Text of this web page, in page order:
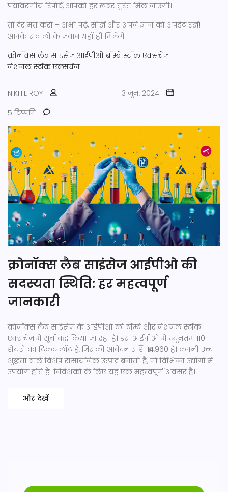
पर्यावरणीय रिपोर्ट, आपको हर ख़बर तुरंत मिल जाएगी।
तो देर मत करो – अभी पढ़ें, सीखें और अपने ज्ञान को अपडेट रखें!
आपके सवालों के जवाब यहाँ ही मिलेंगे।
क्रोनॉक्स लैब साइंसेज आईपीओ बॉम्बे स्टॉक एक्सचेंज
नेशनल स्टॉक एक्सचेंज
NIKHIL ROY
3 जून, 2024
5 टिप्पणि
क्रोनॉक्स लैब साइंसेज आईपीओ की
सदस्यता स्थिति: हर महत्वपूर्ण
जानकारी
क्रोनॉक्स लैब साइंसेज के आईपीओ को बॉम्बे और नेशनल स्टॉक
एक्सचेंज में सूचीबद्ध किया जा रहा है। इस आईपीओ में न्यूनतम 110
शेयरों का टिकट लॉट है, जिसकी आवेदन राशि ₹14,960 है। कंपनी उच्च
शुद्धता वाले विशेष रासायनिक उत्पाद बनाती है, जो विभिन्न उद्योगों में
उपयोग होते हैं। निवेशकों के लिए यह एक महत्वपूर्ण अवसर है।
और देखें